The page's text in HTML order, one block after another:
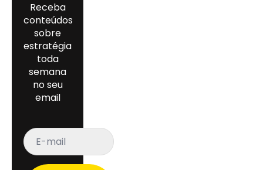
Receba
conteúdos
sobre
estratégia
toda
semana
no seu
email
E-
mail
*